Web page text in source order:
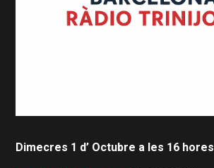
Dimecres 1 d’ Octubre a les 16 hores